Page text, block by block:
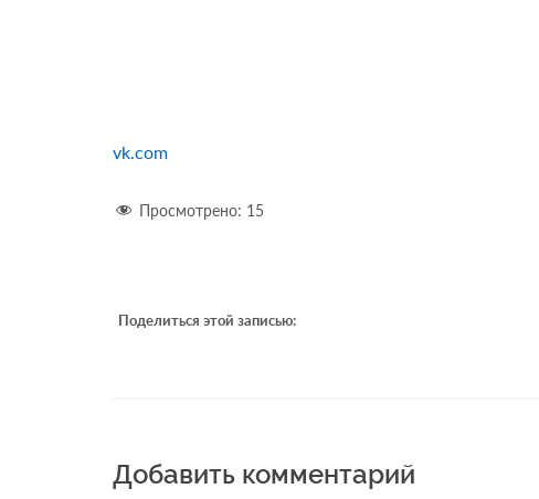
vk.com
Просмотрено: 15
Поделиться этой записью:
Добавить комментарий